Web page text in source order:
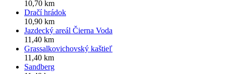
10,70 km
Dračí hrádok
10,90 km
Jazdecký areál Čierna Voda
11,40 km
Grassalkovichovský kaštieľ
11,40 km
Sandberg